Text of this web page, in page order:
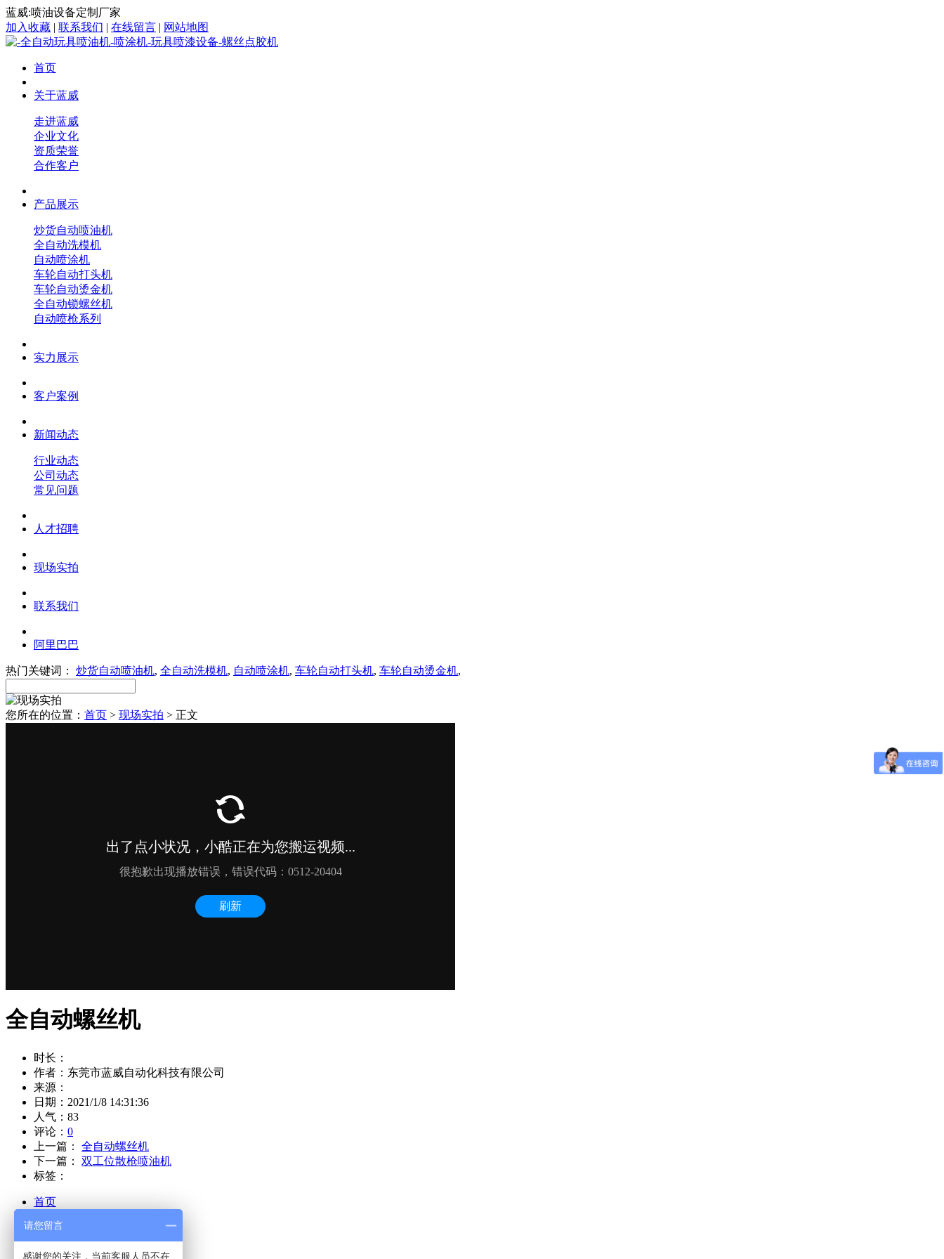
蓝威:喷油设备定制厂家
加入收藏 | 联系我们 | 在线留言 | 网站地图
首页
关于蓝威
走进蓝威
企业文化
资质荣誉
合作客户
产品展示
炒货自动喷油机
全自动洗模机
自动喷涂机
车轮自动打头机
车轮自动烫金机
全自动锁螺丝机
自动喷枪系列
实力展示
客户案例
新闻动态
行业动态
公司动态
常见问题
人才招聘
现场实拍
联系我们
阿里巴巴
热门关键词： 炒货自动喷油机, 全自动洗模机, 自动喷涂机, 车轮自动打头机, 车轮自动烫金机,
您所在的位置： 首页 > 现场实拍 > 正文
全自动螺丝机
时长：
作者：东莞市蓝威自动化科技有限公司
来源：
日期：2021/1/8 14:31:36
人气： 83
评论： 0
上一篇： 全自动螺丝机
下一篇： 双工位散枪喷油机
标签：
首页
关于蓝威
产品展示
请您留言
感谢您的关注，当前客服人员不在